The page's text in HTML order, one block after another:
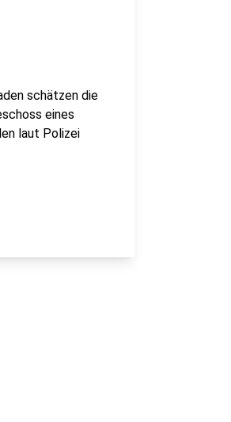
schätzen die
eines
laut Polizei